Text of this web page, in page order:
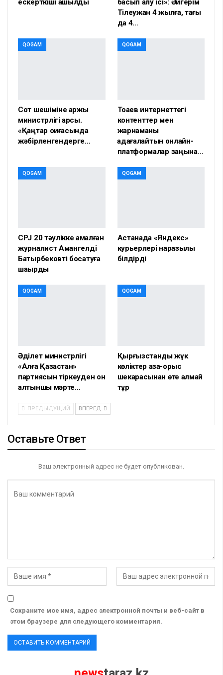
ескерткіші ашылды
басып алу ісі»: Әйгерім
Тілеужан 4 жылға, тағы
да 4…
QOGAM
Сот шешіміне қаржы
министрлігі қарсы.
«Қаңтар оқиғасында
жәбірленгендерге…
QOGAM
Тоқаев интернеттегі
контенттер мен
жарнаманы
қадағалайтын онлайн-
платформалар заңына…
QOGAM
CPJ 20 тәулікке қамалған
журналист Амангелді
Батырбековті босатуға
шақырды
QOGAM
Астанада «Яндекс»
курьерлері наразылық
білдірді
QOGAM
Әділет министрлігі
«Алға Қазақстан»
партиясын тіркеуден он
алтыншы мәрте…
QOGAM
Қырғызстандық жүк
көліктер қазақ-орыс
шекарасынан өте алмай
тұр
ПРЕДЫДУЩИЙ ВПЕРЕД
Оставьте Ответ
Ваш электронный адрес не будет опубликован.
Сохраните мое имя, адрес электронной почты и веб-сайт в
этом браузере для следующего комментария.